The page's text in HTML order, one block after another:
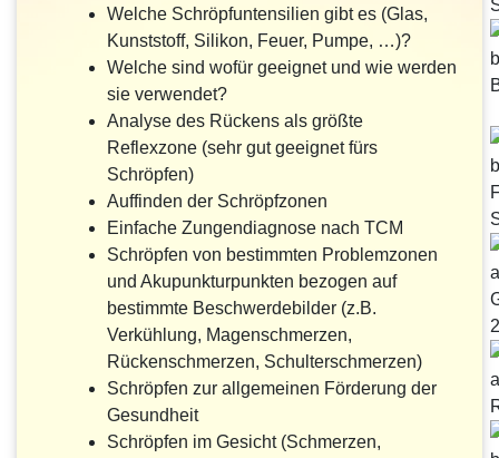
Welche Schröpfuntensilien gibt es (Glas,
Kunststoff, Silikon, Feuer, Pumpe, …)?
Welche sind wofür geeignet und wie werden
sie verwendet?
Analyse des Rückens als größte
Reflexzone (sehr gut geeignet fürs
Schröpfen)
Auffinden der Schröpfzonen
Einfache Zungendiagnose nach TCM
Schröpfen von bestimmten Problemzonen
und Akupunkturpunkten bezogen auf
bestimmte Beschwerdebilder (z.B.
Verkühlung, Magenschmerzen,
Rückenschmerzen, Schulterschmerzen)
Schröpfen zur allgemeinen Förderung der
Gesundheit
Schröpfen im Gesicht (Schmerzen,